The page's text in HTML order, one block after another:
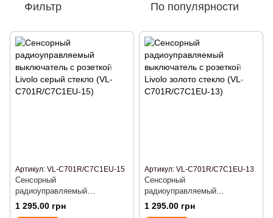
Фильтр По популярности
Артикул: VL-C701R/C7C1EU-15
Сенсорный
радиоуправляемый
выключатель с розеткой
Livolo серый стекло (VL-
1 295.00 грн
Артикул: VL-C701R/C7C1EU-13
Сенсорный
радиоуправляемый
выключатель с розеткой
Livolo золото стекло (VL-
1 295.00 грн